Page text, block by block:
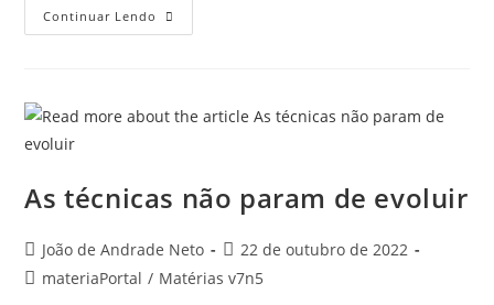
Continuar Lendo
As técnicas não param de evoluir
João de Andrade Neto
22 de outubro de 2022
materiaPortal / Matérias v7n5